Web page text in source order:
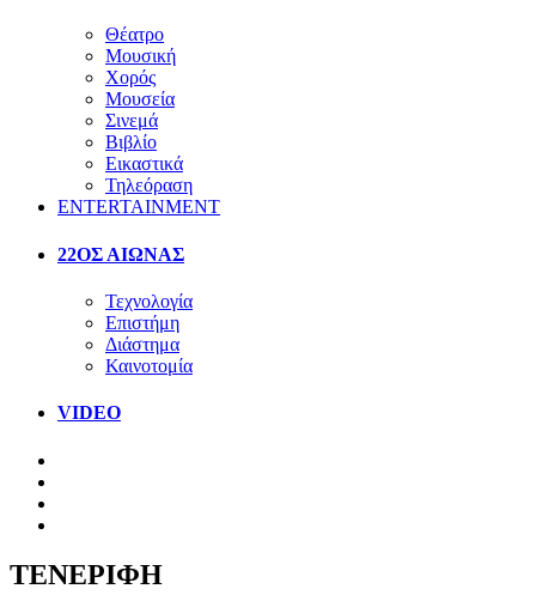
Θέατρο
Μουσική
Χορός
Μουσεία
Σινεμά
Βιβλίο
Εικαστικά
Τηλεόραση
ENTERTAINMENT
22ΟΣ ΑΙΩΝΑΣ
Τεχνολογία
Επιστήμη
Διάστημα
Καινοτομία
VIDEO
ΤΕΝΕΡΙΦΗ